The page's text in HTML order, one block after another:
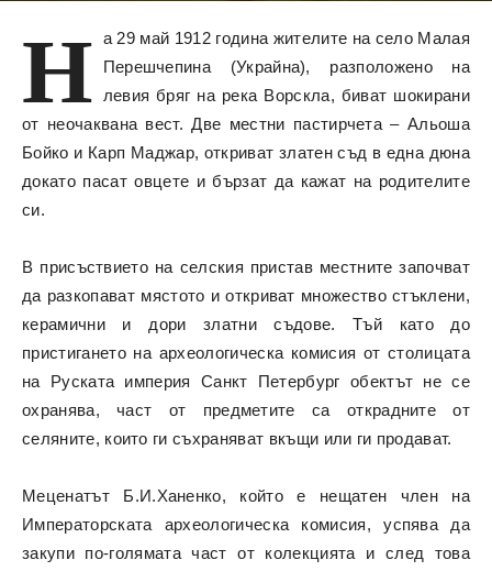
Н а 29 май 1912 година жителите на село Малая
Перешчепина (Украйна), разположено на
левия бряг на река Ворскла, биват шокирани
от неочаквана вест. Две местни пастирчета – Альоша
Бойко и Карп Маджар, откриват златен съд в една дюна
докато пасат овцете и бързат да кажат на родителите
си.
В присъствието на селския пристав местните започват
да разкопават мястото и откриват множество стъклени,
керамични и дори златни съдове. Тъй като до
пристигането на археологическа комисия от столицата
на Руската империя Санкт Петербург обектът не се
охранява, част от предметите са открадните от
селяните, които ги съхраняват вкъщи или ги продават.
Меценатът Б.И.Ханенко, който е нещатен член на
Императорската археологическа комисия, успява да
закупи по-голямата част от колекцията и след това